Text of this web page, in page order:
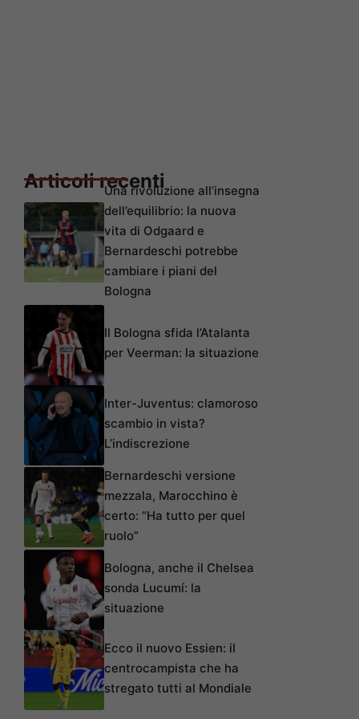
Articoli recentiUna rivoluzione all’insegna
dell’equilibrio: la nuova
vita di Odgaard e
Bernardeschi potrebbe
cambiare i piani del
Bologna
Il Bologna sfida l’Atalanta
per Veerman: la situazione
Inter-Juventus: clamoroso
scambio in vista?
L’indiscrezione
Bernardeschi versione
mezzala, Marocchino è
certo: “Ha tutto per quel
ruolo”
Bologna, anche il Chelsea
sonda Lucumí: la
situazione
Ecco il nuovo Essien: il
centrocampista che ha
stregato tutti al Mondiale